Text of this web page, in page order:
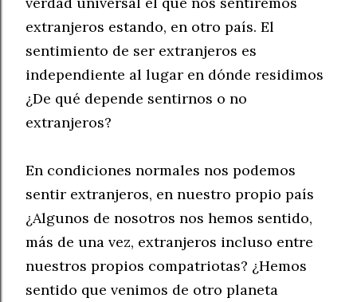
extranjeros estando, en otro país. El
sentimiento de ser extranjeros es
independiente al lugar en dónde residimos
¿De qué depende sentirnos o no
extranjeros?
En condiciones normales nos podemos
sentir extranjeros, en nuestro propio país
¿Algunos de nosotros nos hemos sentido,
más de una vez, extranjeros incluso entre
nuestros propios compatriotas? ¿Hemos
sentido que venimos de otro planeta